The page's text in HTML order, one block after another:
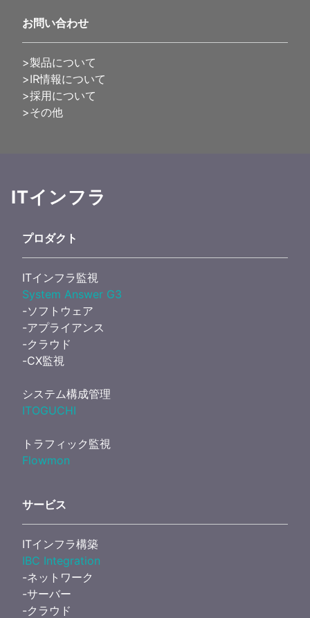
お問い合わせ
>製品について
>IR情報について
>採用について
>その他
ITインフラ
プロダクト
ITインフラ監視
System Answer G3
-ソフトウェア
-アプライアンス
-クラウド
-CX監視
システム構成管理
ITOGUCHI
トラフィック監視
Flowmon
サービス
ITインフラ構築
IBC Integration
-ネットワーク
-サーバー
-クラウド